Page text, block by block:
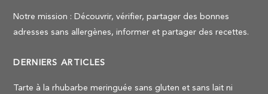
Notre mission : Découvrir, vérifier, partager des bonnes
adresses sans allergènes, informer et partager des recettes.
DERNIERS ARTICLES
Tarte à la rhubarbe meringuée sans gluten et sans lait ni